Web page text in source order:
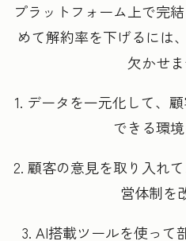
プラットフォーム上で完
めて解約率を下げるには
欠かせま
1. データを一元化して、
できる環
2. 顧客の意見を取り入れ
営体制を
3. AI搭載ツールを使って